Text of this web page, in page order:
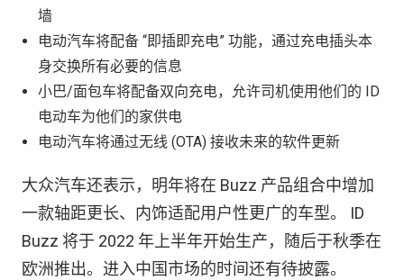
墙
电动汽车将配备 “即插即充电” 功能，通过充电插头本
身交换所有必要的信息
小巴/面包车将配备双向充电，允许司机使用他们的 ID
电动车为他们的家供电
电动汽车将通过无线 (OTA) 接收未来的软件更新
大众汽车还表示，明年将在 Buzz 产品组合中增加
一款轴距更长、内饰适配用户性更广的车型。 ID
Buzz 将于 2022 年上半年开始生产，随后于秋季在
欧洲推出。进入中国市场的时间还有待披露。